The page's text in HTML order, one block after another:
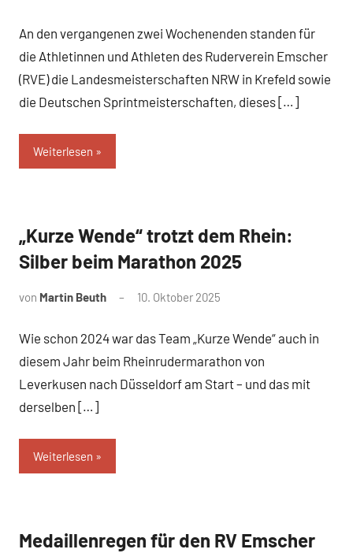
An den vergangenen zwei Wochenenden standen für
die Athletinnen und Athleten des Ruderverein Emscher
(RVE) die Landesmeisterschaften NRW in Krefeld sowie
die Deutschen Sprintmeisterschaften, dieses […]
Weiterlesen
News
„Kurze Wende“ trotzt dem Rhein:
Silber beim Marathon 2025
von Martin Beuth 10. Oktober 2025
Wie schon 2024 war das Team „Kurze Wende“ auch in
diesem Jahr beim Rheinrudermarathon von
Leverkusen nach Düsseldorf am Start – und das mit
derselben […]
Weiterlesen
News
Medaillenregen für den RV Emscher